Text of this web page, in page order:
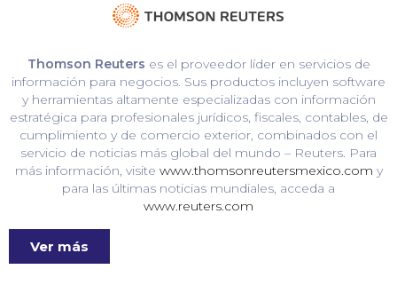
Thomson Reuters es el proveedor líder en servicios de
información para negocios. Sus productos incluyen software
y herramientas altamente especializadas con información
estratégica para profesionales jurídicos, fiscales, contables, de
cumplimiento y de comercio exterior, combinados con el
servicio de noticias más global del mundo – Reuters. Para
más información, visite www.thomsonreutersmexico.com y
para las últimas noticias mundiales, acceda a
www.reuters.com
Ver más